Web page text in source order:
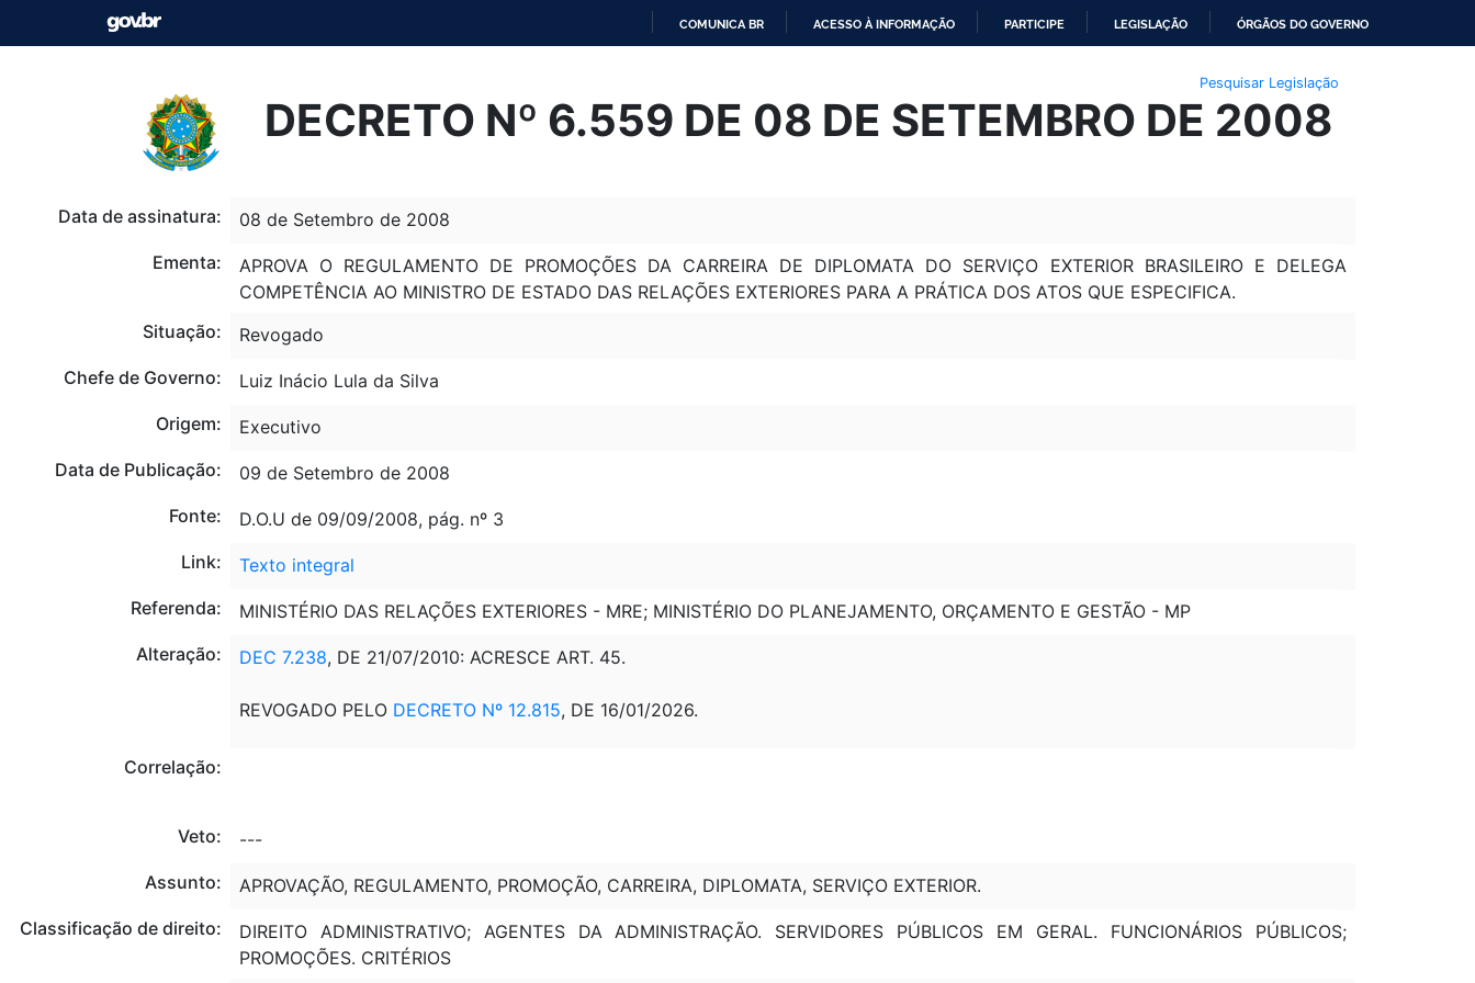
O
CONTEÚDO
COMUNICA BR ACESSO À INFORMAÇÃO PARTICIPE LEGISLAÇÃO ÓRGÃOS DO GOVERNO
Pesquisar Legislação
DECRETO Nº 6.559 DE 08 DE SETEMBRO DE 2008
Data de assinatura:
08 de Setembro de 2008
Ementa:
APROVA O REGULAMENTO DE PROMOÇÕES DA CARREIRA DE DIPLOMATA DO SERVIÇO EXTERIOR BRASILEIRO E DELEGA
COMPETÊNCIA AO MINISTRO DE ESTADO DAS RELAÇÕES EXTERIORES PARA A PRÁTICA DOS ATOS QUE ESPECIFICA.
Situação:
Revogado
Chefe de Governo:
Luiz Inácio Lula da Silva
Origem:
Executivo
Data de Publicação:
09 de Setembro de 2008
Fonte:
D.O.U de 09/09/2008, pág. nº 3
Link:
Texto integral
Referenda:
MINISTÉRIO DAS RELAÇÕES EXTERIORES - MRE; MINISTÉRIO DO PLANEJAMENTO, ORÇAMENTO E GESTÃO - MP
Alteração:
DEC 7.238, DE 21/07/2010: ACRESCE ART. 45.
REVOGADO PELO DECRETO Nº 12.815, DE 16/01/2026.
Correlação:
Veto:
---
Assunto:
APROVAÇÃO, REGULAMENTO, PROMOÇÃO, CARREIRA, DIPLOMATA, SERVIÇO EXTERIOR.
Classificação de direito:
DIREITO ADMINISTRATIVO; AGENTES DA ADMINISTRAÇÃO. SERVIDORES PÚBLICOS EM GERAL. FUNCIONÁRIOS PÚBLICOS;
PROMOÇÕES. CRITÉRIOS